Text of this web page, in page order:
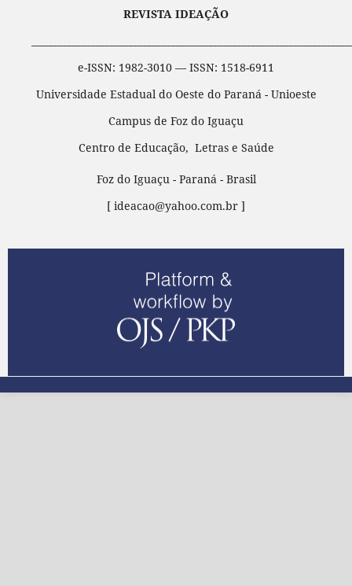
REVISTA IDEAÇÃO
e-ISSN: 1982-3010 — ISSN: 1518-6911
Universidade Estadual do Oeste do Paraná - Unioeste
Campus de Foz do Iguaçu
Centro de Educação, Letras e Saúde
Foz do Iguaçu - Paraná - Brasil
[ ideacao@yahoo.com.br ]